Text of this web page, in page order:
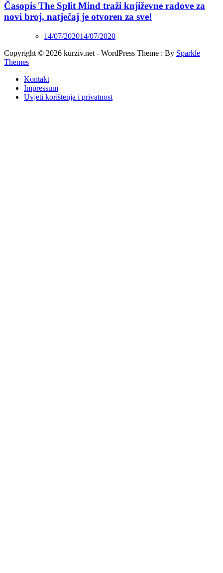
Časopis The Split Mind traži književne radove za
novi broj, natječaj je otvoren za sve!
14/07/202014/07/2020
Copyright © 2026 kurziv.net - WordPress Theme : By Sparkle
Themes
Kontakt
Impressum
Uvjeti korištenja i privatnost